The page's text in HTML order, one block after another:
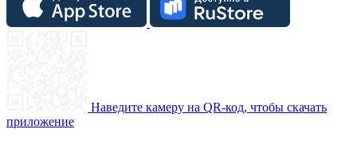
Наведите камеру на QR-код, чтобы скачать
приложение